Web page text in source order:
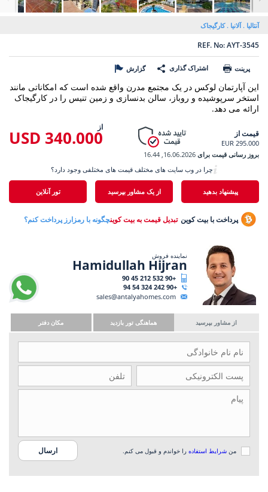
آنتالیا آلانیا کارگیجاک
REF. No: AYT-3545
پرینت اشتراک گذاری گزارش
این آپارتمان لوکس در یک مجتمع مدرن واقع شده است که امکاناتی مانند
استخر سرپوشیده و روباز، سالن بدنسازی و زمین تنیس را در کارگیجاک
ارائه می دهد.
قیمت از
295.000 EUR
از
340.000 USD
بروز رسانی قیمت برای 16.06.2026, 16.44
پیشنهاد بدهید از یک مشاور بپرسید تور آنلاین
چرا در وب سایت های مختلف قیمت های مختلفی وجود دارد؟
پرداخت با بیت کوین تبدیل قیمت به بیت کوینچگونه با رمزارز پرداخت کنم؟
نماینده فروش
Hamidullah Hijran
+90 532 212 45 90
+90 242 324 54 94
sales@antalyahomes.com
از مشاور بپرسید هماهنگی تور بازدید مکان دفتر
من شرایط استفاده را خواندم و قبول می کنم.